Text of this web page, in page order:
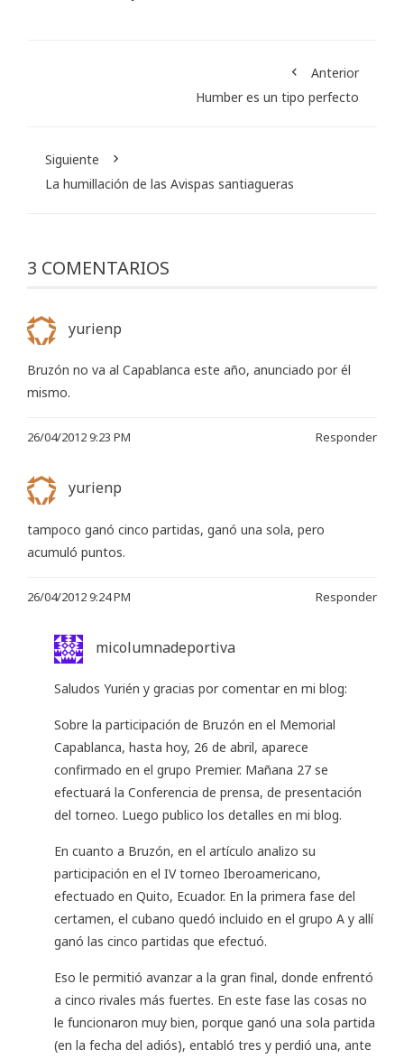
Anterior
Humber es un tipo perfecto
Siguiente
La humillación de las Avispas santiagueras
3 COMENTARIOS
yurienp
Bruzón no va al Capablanca este año, anunciado por él
mismo.
26/04/2012 9:23 PM Responder
yurienp
tampoco ganó cinco partidas, ganó una sola, pero
acumuló puntos.
26/04/2012 9:24 PM Responder
micolumnadeportiva
Saludos Yurién y gracias por comentar en mi blog:
Sobre la participación de Bruzón en el Memorial
Capablanca, hasta hoy, 26 de abril, aparece
confirmado en el grupo Premier. Mañana 27 se
efectuará la Conferencia de prensa, de presentación
del torneo. Luego publico los detalles en mi blog.
En cuanto a Bruzón, en el artículo analizo su
participación en el IV torneo Iberoamericano,
efectuado en Quito, Ecuador. En la primera fase del
certamen, el cubano quedó incluido en el grupo A y allí
ganó las cinco partidas que efectuó.
Eso le permitió avanzar a la gran final, donde enfrentó
a cinco rivales más fuertes. En este fase las cosas no
le funcionaron muy bien, porque ganó una sola partida
(en la fecha del adiós), entabló tres y perdió una, ante